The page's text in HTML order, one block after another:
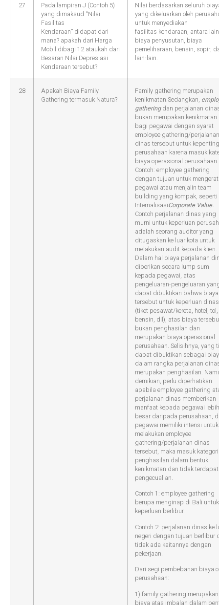
27
Pada lampiran J (Contoh 5)
yang dimaksud “Nilai
Fasilitas
Kendaraan” didapat dari
mana? apakah dari Harga
Mobil dibagi 12 ataukah dari
Besaran Nilai Depresiasi
Kendaraan tersebut?
Nilai berdasarkan seluruh
yang dikeluarkan oleh
untuk menyediakan
fasilitas kendaraan, antara lain
biaya penyusutan, biaya
pemeliharaan, bensin, sopir,
lain-lain.
28
Apakah Biaya Family
Gathering termasuk Natura?
Family gathering merupakan
kenikmatan.Sedangkan,
gatheringdan perjalanan
bukan merupakan kenikmatan
bagi pegawai dengan syarat
employee gathering/perjalanan
dinas tersebut untuk
perusahaan karena masuk
biaya operasional perusahaan.
Contoh: employee gathering
dengan tujuan untuk
pegawai atau menjalin team
building yang kompak, seperti
InternalisasiCorporate Value.
Contoh perjalanan dinas yang
murni untuk keperluan
adalah seorang auditor yang
ditugaskan ke luar kota untuk
melakukan audit kepada klien.
Dalam hal biaya perjalanan
diberikan secara lump sum
kepada pegawai, atas
pengeluaran-pengeluaran
dapat dibuktikan bahwa biaya
tersebut untuk keperluan dinas
(tiket pesawat/kereta, hotel, tol,
bensin, dll), atas biaya
bukan penghasilan dan
merupakan biaya operasional
perusahaan. Selisihnya, yang
dapat dibuktikan sebagai
dalam rangka perjalanan
merupakan penghasilan.
demikian, perlu diperhatikan
apabila employee gathering
perjalanan dinas memberikan
manfaat kepada pegawai lebih
besar daripada perusahaan,
pegawai memiliki intensi untuk
melakukan employee
gathering/perjalanan dinas
tersebut, maka masuk kategori
penghasilan dalam bentuk
kenikmatan dan tidak terdapat
pengecualian.
Contoh 1: employee gathering
berupa menginap di Bali untuk
keperluan berlibur.
Contoh 2: perjalanan dinas ke
negeri dengan tujuan berlibur
tidak ada kaitannya dengan
pekerjaan.
Dari segi pembebanan biaya
perusahaan:
1) family gathering merupakan
biaya atas imbalan dalam